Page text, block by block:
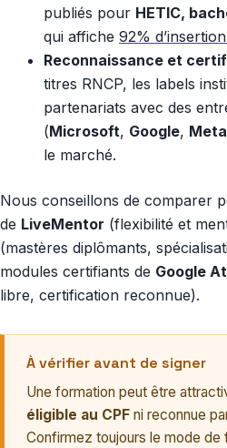
publiés pour HETIC,
qui affiche 92%
Reconnaissance et
titres RNCP, les labels
partenariats avec des
(Microsoft, Google, Meta
le marché.
Nous conseillons de comparer
de LiveMentor (flexibilité et
(mastères diplômants,
modules certifiants de Google
libre, certification reconnue).
À vérifier avant de signer
Une formation peut être
éligible au CPF ni reconnue
Confirmez toujours le mode de